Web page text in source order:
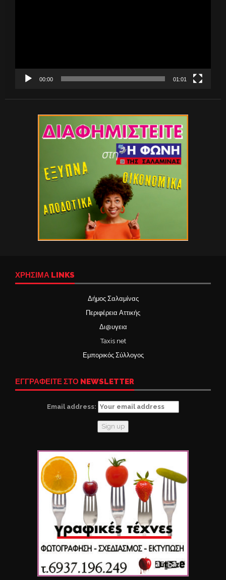
00:00 01:01
ΧΡΉΣΙΜΑ LINKS
Δήμος Σαλαμίνας
Περιφέρεια Αττικής
Δι@υγεια
Taxis net
Εμπορικός Σύλλογος
ΕΓΓΡΑΦΕΙΤΕ ΣΤΟ NEWSLETTER
Email address: